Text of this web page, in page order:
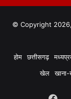
© Copyright
होम
छत्तीसगढ़
खेल
खाना-